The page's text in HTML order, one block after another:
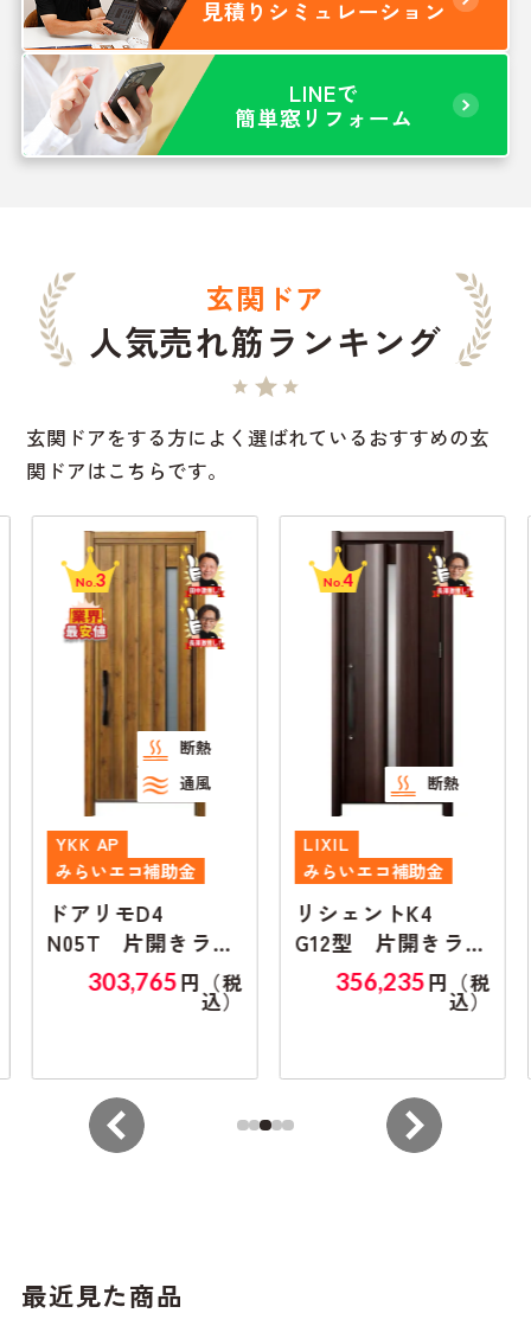
見積りシミュレーション
LINEで
簡単窓リフォーム
玄関ドア
人気売れ筋ランキング
玄関ドアをする方によく選ばれているおすすめの玄
関ドアはこちらです。
No. 3
断熱
通風
YKK AP
みらいエコ補助金
ドアリモD4
N05T 片開きラン
マ無し303,765円（税
込）
No.4
断熱
LIXIL
みらいエコ補助金
リシェントK4
G12型 片開きラン
マ無し356,235円（税
込）
最近見た商品